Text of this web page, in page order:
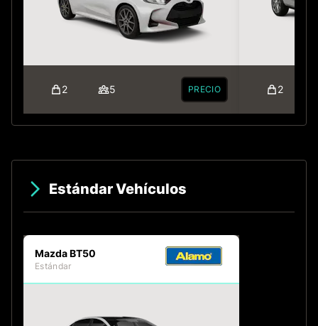
2 5 PRECIO 2
Estándar Vehículos
Mazda BT50
Estándar